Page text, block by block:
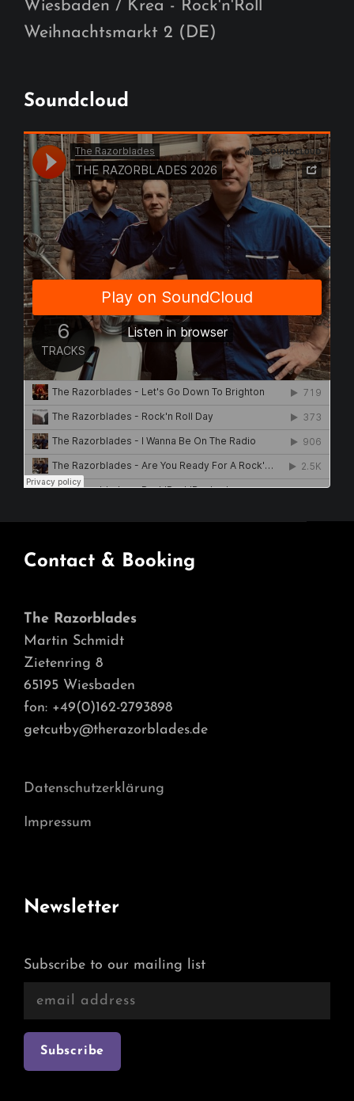
Wiesbaden / Krea - Rock'n'Roll
Weihnachtsmarkt 2 (DE)
Soundcloud
Contact & Booking
The Razorblades
Martin Schmidt
Zietenring 8
65195 Wiesbaden
fon: +49(0)162-2793898
getcutby@therazorblades.de
Datenschutzerklärung
Impressum
Newsletter
Subscribe to our mailing list